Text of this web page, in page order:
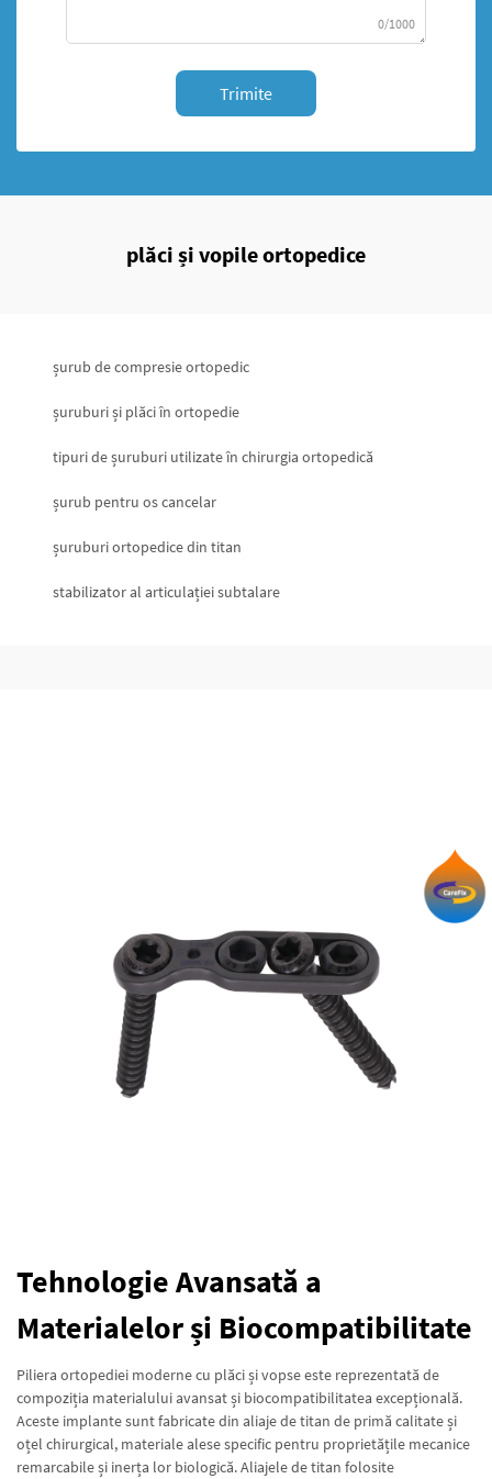
0/1000
Trimite
plăci și vopile ortopedice
șurub de compresie ortopedic
șuruburi și plăci în ortopedie
tipuri de șuruburi utilizate în chirurgia ortopedică
șurub pentru os cancelar
șuruburi ortopedice din titan
stabilizator al articulației subtalare
Tehnologie Avansată a
Materialelor și Biocompatibilitate
Piliera ortopediei moderne cu plăci și vopse este reprezentată de
compoziția materialului avansat și biocompatibilitatea excepțională.
Aceste implante sunt fabricate din aliaje de titan de primă calitate și
oțel chirurgical, materiale alese specific pentru proprietățile mecanice
remarcabile și inerța lor biologică. Aliajele de titan folosite